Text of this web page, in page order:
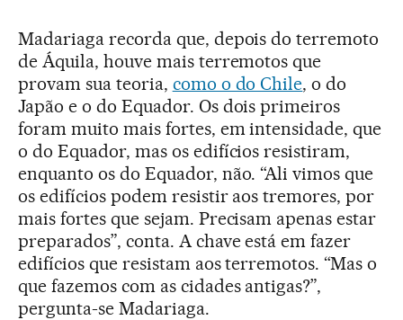
Madariaga recorda que, depois do terremoto
de Áquila, houve mais terremotos que
provam sua teoria, como o do Chile, o do
Japão e o do Equador. Os dois primeiros
foram muito mais fortes, em intensidade, que
o do Equador, mas os edifícios resistiram,
enquanto os do Equador, não. “Ali vimos que
os edifícios podem resistir aos tremores, por
mais fortes que sejam. Precisam apenas estar
preparados”, conta. A chave está em fazer
edifícios que resistam aos terremotos. “Mas o
que fazemos com as cidades antigas?”,
pergunta-se Madariaga.